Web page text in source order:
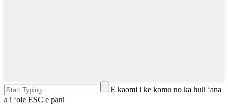
E kaomi i ke komo no ka huli ʻana
a i ʻole ESC e pani